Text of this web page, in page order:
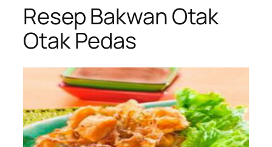
Resep Bakwan Otak
Otak Pedas